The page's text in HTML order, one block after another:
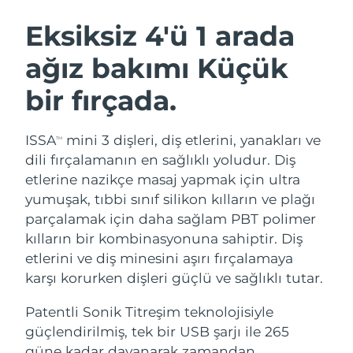
Eksiksiz 4'ü 1 arada
ağız bakımı Küçük
bir fırçada.
ISSATM
mini 3 dişleri, diş etlerini, yanakları ve
dili fırçalamanın en sağlıklı yoludur. Diş
etlerine nazikçe masaj yapmak için ultra
yumuşak, tıbbi sınıf silikon kılların ve plağı
parçalamak için daha sağlam PBT polimer
kılların bir kombinasyonuna sahiptir. Diş
etlerini ve diş minesini aşırı fırçalamaya
karşı korurken dişleri güçlü ve sağlıklı tutar.
Patentli Sonik Titreşim teknolojisiyle
güçlendirilmiş, tek bir USB şarjı ile 265
Yüz temizleme
LUNA™ 4 seti
Anti-aging massage
LUNA™ 4 Plus
Massage, LED heating
LUNA™ 4 Men
BEAR™ 2 seti
Microcurrent toning
BEAR™ 2 go
Microcurrent toning on-the-go
BEAR™ 2 eyes & lips
Nemlendirme
UFO™ 3 seti
Deep facial hydration
UFO™ 3 LED
Near-infrared and red light therapy
device
Ağız bakımı
issa™ 4
Hybrid silicone sonic toothbrush
Smart hybrid silicone sonic toothbrush
FAQ™ YAŞLANMA KARŞITI BAKIM
Yaşlanma karşıtı LED bakım
NEW
Avusturya Tahmini teslim tarihi
Bahreyn Tahmini teslim tarihi
Belçika
Bermuda Tahmini teslim tarihi
Bosna-Hersek Tahmini teslim tarihi
Brunei Tahmini teslim tarihi8/13/26
Bulgaristan Tahmini teslim tarihi
Şili Tahmini teslim tarihi